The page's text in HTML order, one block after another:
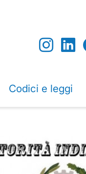
Codici e leggi